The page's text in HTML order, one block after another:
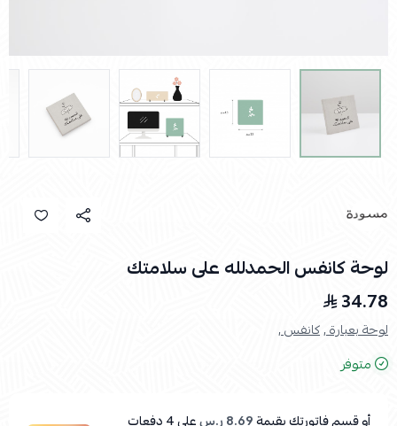
لوحة كانفس الحمدلله على سلامتك
34.78
لوحة بعبارة ,كانفس ,
متوفر
أو قسم فاتورتك بقيمة8.69 ر.س على4دفعات